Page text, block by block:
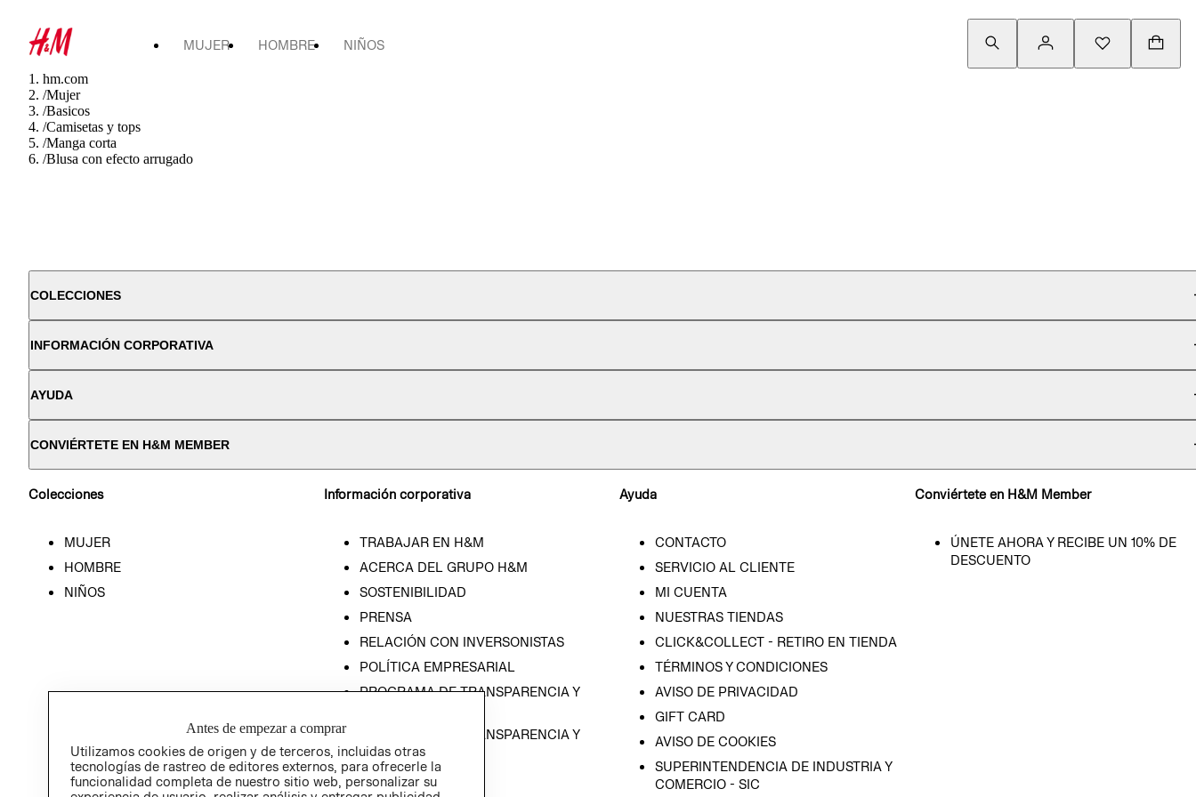
MUJER HOMBRE NIÑOS
hm.com
/Mujer
/Basicos
/Camisetas y tops
/Manga corta
/Blusa con efecto arrugado
COLECCIONES
INFORMACIÓN CORPORATIVA
AYUDA
CONVIÉRTETE EN H&M MEMBER
Colecciones
MUJER
HOMBRE
NIÑOS
Información corporativa
TRABAJAR EN H&M
ACERCA DEL GRUPO H&M
SOSTENIBILIDAD
PRENSA
RELACIÓN CON INVERSONISTAS
POLÍTICA EMPRESARIAL
PROGRAMA DE TRANSPARENCIA Y
PROGRAMA DE TRANSPARENCIA Y
ÉTICA (INGLÉS)
Ayuda
CONTACTO
SERVICIO AL CLIENTE
MI CUENTA
NUESTRAS TIENDAS
CLICK&COLLECT - RETIRO EN TIENDA
TÉRMINOS Y CONDICIONES
AVISO DE PRIVACIDAD
GIFT CARD
AVISO DE COOKIES
SUPERINTENDENCIA DE INDUSTRIA Y
COMERCIO - SIC
Conviértete en H&M Member
ÚNETE AHORA Y RECIBE UN 10% DE
DESCUENTO
Antes de empezar a comprar
Utilizamos cookies de origen y de terceros, incluidas otras
tecnologías de rastreo de editores externos, para ofrecerle la
funcionalidad completa de nuestro sitio web, personalizar su